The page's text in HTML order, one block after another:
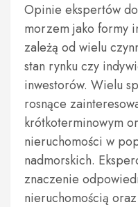
Opinie ekspertów
morzem jako formy
zależą od wielu
stan rynku czy
inwestorów. Wielu
rosnące
krótkoterminowym
nieruchomości w
nadmorskich.
znaczenie
nieruchomością